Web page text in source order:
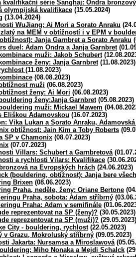
kvalifikační série Šanghaj: Ondra bronzový
olympijská kvalifikace (15.05.2024)
(13.04.2024)
WuJiang: Ai Mori a Sorato Anraku
na MEM v obtížností i v EPM v
Janja Garnbret a Sorato Anraku
duel: Adam Ondra a Janja Garnbret
muži: Jakob Schubert
ženy: Janja Garnbret(11.08.2023)
(11.08.2023)
(08.08.2023)
muži (06.08.2023)
ženy: Ai Mori (06.08.2023)
ženy:Janja Garnbret(05.08.2023)
muži: Mickael Mawem
Eliškou Adamovskou (16.07.2023)
Vika Lukan a Sorato Anraku,
obtížnost: Jain Kim a Toby Roberts
SP v Chamonix (08.07.2023)
(07.07.2023)
Villars: Schubert a Garnbretová
a rychlosti Vilars: Kvalifikace
na Evropských hrách (24.06.2023)
(bouldering, obtížnost): Janja bere
Brixen (08.06.2023)
Praha, neděle, ženy: Oriane Bertone
Praha, sobota: Adam stříbrný
Praha: Adam v semifinále
reprezentovat na SP (ženy)? (30.05.2023)
reprezentovat na SP (muži)? (29.05.2023)
City - bouldering, rychlost(22.05.2023)
v Grazu, Mokroluský stříbrný (09.05.2023)
Jakarta: Nursamsa a Miroslawová
Miho Nonaka a Mejdi Schalck